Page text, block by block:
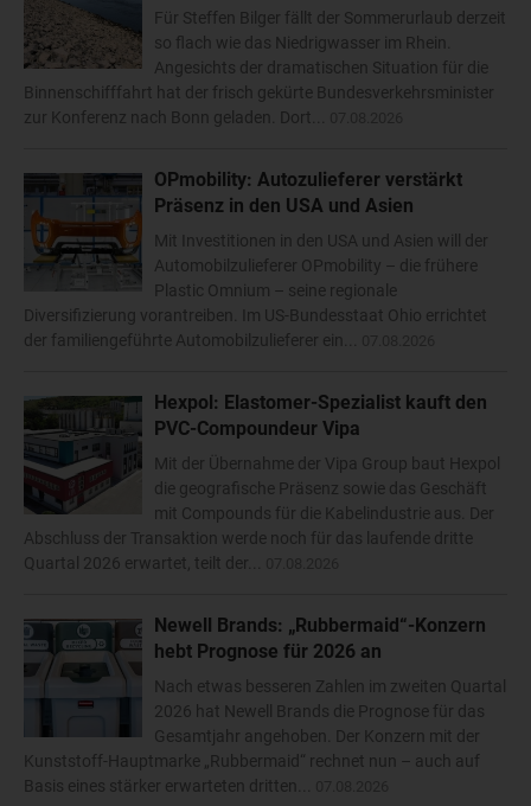
Für Steffen Bilger fällt der Sommerurlaub derzeit
so flach wie das Niedrigwasser im Rhein.
Angesichts der dramatischen Situation für die
Binnenschifffahrt hat der frisch gekürte Bundesverkehrsminister
zur Konferenz nach Bonn geladen. Dort...
OPmobility: Autozulieferer verstärkt
Präsenz in den USA und Asien
Mit Investitionen in den USA und Asien will der
Automobilzulieferer OPmobility – die frühere
Plastic Omnium – seine regionale
Diversifizierung vorantreiben. Im US-Bundesstaat Ohio errichtet
der familiengeführte Automobilzulieferer ein...
Hexpol: Elastomer-Spezialist kauft den
PVC-Compoundeur Vipa
Mit der Übernahme der Vipa Group baut Hexpol
die geografische Präsenz sowie das Geschäft
mit Compounds für die Kabelindustrie aus. Der
Abschluss der Transaktion werde noch für das laufende dritte
Quartal 2026 erwartet, teilt der...
Newell Brands: „Rubbermaid“-Konzern
hebt Prognose für 2026 an
Nach etwas besseren Zahlen im zweiten Quartal
2026 hat Newell Brands die Prognose für das
Gesamtjahr angehoben. Der Konzern mit der
Kunststoff-Hauptmarke „Rubbermaid“ rechnet nun – auch auf
Basis eines stärker erwarteten dritten...